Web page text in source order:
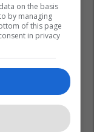
on the basis
by managing
of this page
in privacy